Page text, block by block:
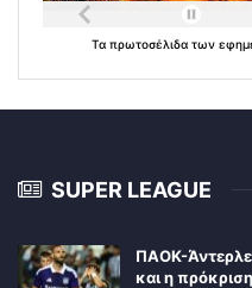
Τα πρωτοσέλιδα των
SUPER LEAGUE
ΠΑΟΚ-
και η